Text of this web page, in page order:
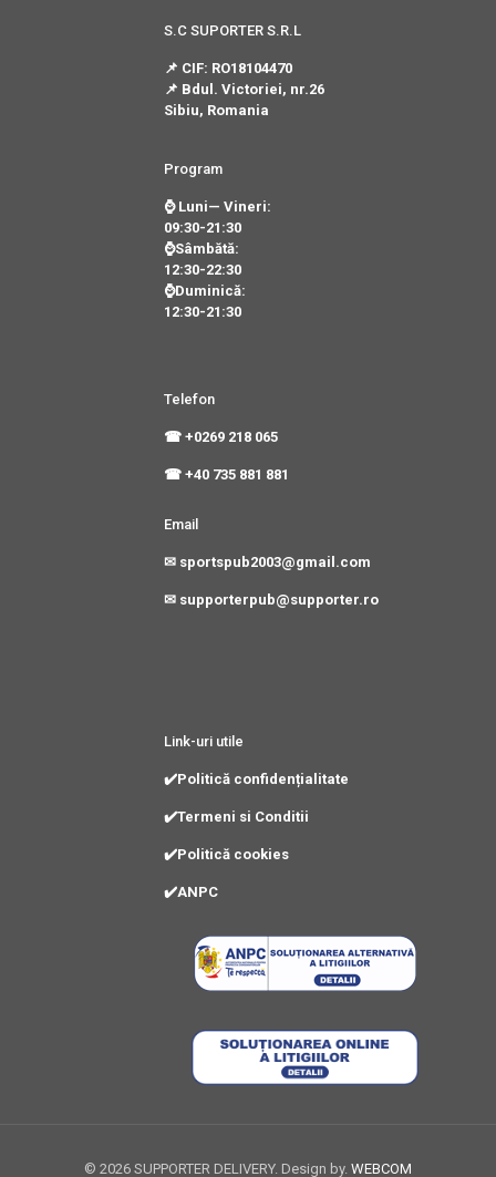
S.C SUPORTER S.R.L
📌 CIF: RO18104470
📌 Bdul. Victoriei, nr.26
Sibiu, Romania
Program
⌚ Luni— Vineri:
09:30-21:30
⌚Sâmbătă:
12:30-22:30
⌚Duminică:
12:30-21:30
Telefon
☎ +0269 218 065
☎ +40 735 881 881
Email
✉ sportspub2003@gmail.com
✉ supporterpub@supporter.ro
Link-uri utile
✔️Politică confidențialitate
✔️Termeni si Conditii
✔️Politică cookies
✔️ANPC
© 2026 SUPPORTER DELIVERY. Design by. WEBCOM